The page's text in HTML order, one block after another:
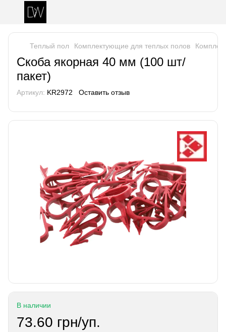
Теплый пол Комплектующие для теплых полов
Скоба якорная 40 мм (100 шт/
пакет)
Артикул: KR2972 Оставить отзыв
В наличии
73.60 грн/уп.